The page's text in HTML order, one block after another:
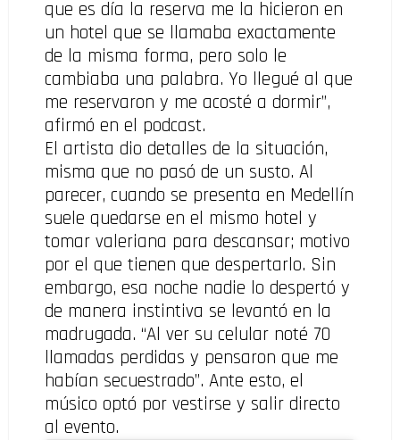
que es día la reserva me la hicieron en
un hotel que se llamaba exactamente
de la misma forma, pero solo le
cambiaba una palabra. Yo llegué al que
me reservaron y me acosté a dormir”,
afirmó en el podcast.
El artista dio detalles de la situación,
misma que no pasó de un susto. Al
parecer, cuando se presenta en Medellín
suele quedarse en el mismo hotel y
tomar valeriana para descansar; motivo
por el que tienen que despertarlo. Sin
embargo, esa noche nadie lo despertó y
de manera instintiva se levantó en la
madrugada. “Al ver su celular noté 70
llamadas perdidas y pensaron que me
habían secuestrado”. Ante esto, el
músico optó por vestirse y salir directo
al evento.